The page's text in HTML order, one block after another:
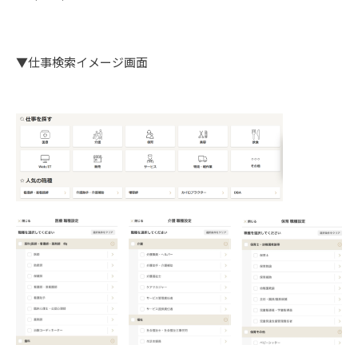
▼仕事検索イメージ画面